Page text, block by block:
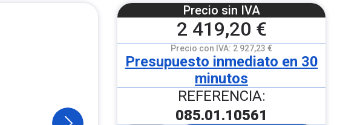
Precio sin IVA
2 419,20 €
Precio con IVA: 2 927,23 €
Presupuesto inmediato en 30
minutos
REFERENCIA:
085.01.10561